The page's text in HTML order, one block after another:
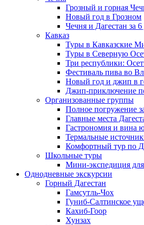
Грозный и горная
Новый год в Грозном
Чечня и Дагестан за 6
Кавказ
Туры в Кавказские
Туры в Северную
Три республики:
Фестиваль пива во
Новый год и джип в
Джип-приключение
Организованные группы
Полное погружение
Главные места
Гастрономия и вина
Термальные
Комфортный тур по
Школьные туры
Мини-экспедиция
Однодневные экскурсии
Горный Дагестан
Гамсутль-Чох
Гуниб-Салтинское
Кахиб-Гоор
Хунзах